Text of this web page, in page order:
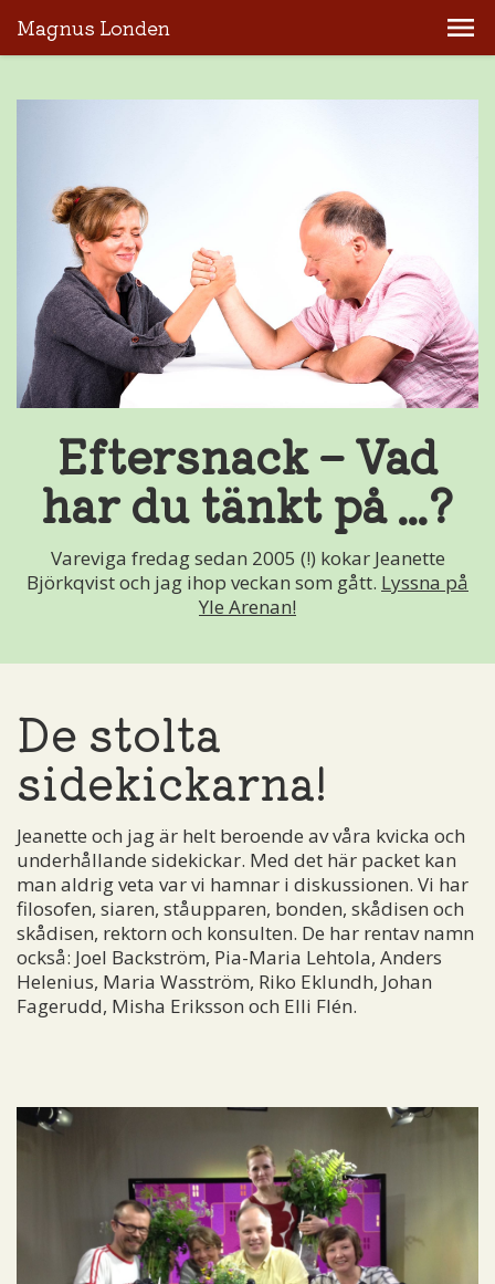
Magnus Londen
Eftersnack – Vad
har du tänkt på ...?
Vareviga fredag sedan 2005 (!) kokar Jeanette
Björkqvist och jag ihop veckan som gått. Lyssna på
Yle Arenan!
De stolta
sidekickarna!
Jeanette och jag är helt beroende av våra kvicka och
underhållande sidekickar. Med det här packet kan
man aldrig veta var vi hamnar i diskussionen. Vi har
filosofen, siaren, ståupparen, bonden, skådisen och
skådisen, rektorn och konsulten. De har rentav namn
också: Joel Backström, Pia-Maria Lehtola, Anders
Helenius, Maria Wasström, Riko Eklundh, Johan
Fagerudd, Misha Eriksson och Elli Flén.